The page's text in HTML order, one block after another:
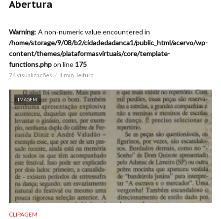
Abertura
Warning: A non-numeric value encountered in
/home/storage/9/08/b2/cidadedadanca1/public_html/acervo/wp-
content/themes/plataformasvirtuais/core/template-
functions.phpon line 175
74 visualizações 1 min. leitura
IMAGEM
CLIPAGEM